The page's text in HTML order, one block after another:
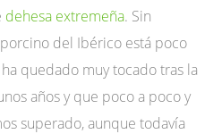
dehesa extremeña. Sin
del Ibérico está poco
quedado muy tocado tras la
años y que poco a poco y
superado, aunque todavía